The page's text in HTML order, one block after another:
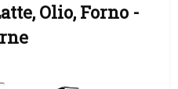
Olio, Forno -